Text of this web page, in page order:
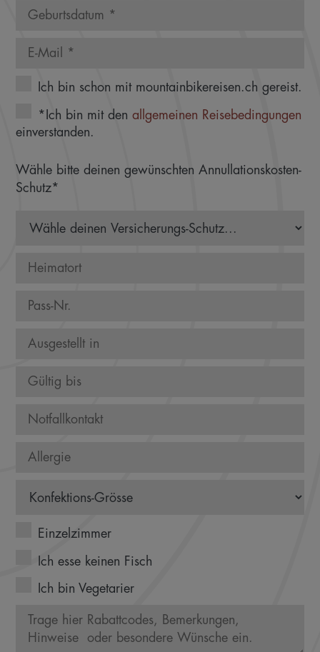
Ich bin schon mit mountainbikereisen.ch gereist.
*Ich bin mit den allgemeinen Reisebedingungen
einverstanden.
Wähle bitte deinen gewünschten Annullationskosten-
Schutz*
Einzelzimmer
Ich esse keinen Fisch
Ich bin Vegetarier